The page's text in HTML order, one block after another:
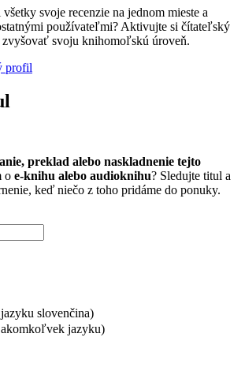
svoje recenzie na jednom mieste a
používateľmi? Aktivujte si čítateľský
svoju knihomoľskú úroveň.
profil
preklad alebo naskladnenie tejto
o e-knihu alebo audioknihu? Sledujte titul a
keď niečo z toho pridáme do ponuky.
slovenčina)
jazyku)